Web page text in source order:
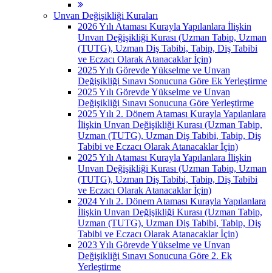
Unvan Değişikliği Kuraları
2026 Yılı Ataması Kurayla Yapılanlara İlişkin
Unvan Değişikliği Kurası (Uzman Tabip, Uzman
(TUTG), Uzman Diş Tabibi, Tabip, Diş Tabibi
ve Eczacı Olarak Atanacaklar İçin)
2025 Yılı Görevde Yükselme ve Unvan
Değişikliği Sınavı Sonucuna Göre Ek Yerleştirme
2025 Yılı Görevde Yükselme ve Unvan
Değişikliği Sınavı Sonucuna Göre Yerleştirme
2025 Yılı 2. Dönem Ataması Kurayla Yapılanlara
İlişkin Unvan Değişikliği Kurası (Uzman Tabip,
Uzman (TUTG), Uzman Diş Tabibi, Tabip, Diş
Tabibi ve Eczacı Olarak Atanacaklar İçin)
2025 Yılı Ataması Kurayla Yapılanlara İlişkin
Unvan Değişikliği Kurası (Uzman Tabip, Uzman
(TUTG), Uzman Diş Tabibi, Tabip, Diş Tabibi
ve Eczacı Olarak Atanacaklar İçin)
2024 Yılı 2. Dönem Ataması Kurayla Yapılanlara
İlişkin Unvan Değişikliği Kurası (Uzman Tabip,
Uzman (TUTG), Uzman Diş Tabibi, Tabip, Diş
Tabibi ve Eczacı Olarak Atanacaklar İçin)
2023 Yılı Görevde Yükselme ve Unvan
Değişikliği Sınavı Sonucuna Göre 2. Ek
Yerleştirme